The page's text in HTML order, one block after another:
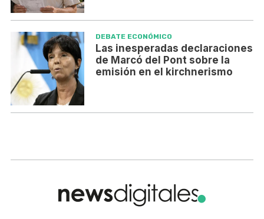
DEBATE ECONÓMICO
Las inesperadas declaraciones
de Marcó del Pont sobre la
emisión en el kirchnerismo